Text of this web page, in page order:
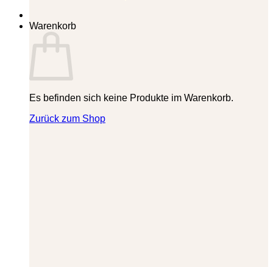
Warenkorb
Es befinden sich keine Produkte im Warenkorb.
Zurück zum Shop